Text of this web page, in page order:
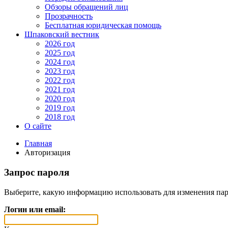
Обзоры обращений лиц
Прозрачность
Бесплатная юридическая помощь
Шпаковский вестник
2026 год
2025 год
2024 год
2023 год
2022 год
2021 год
2020 год
2019 год
2018 год
О сайте
Главная
Авторизация
Запрос пароля
Выберите, какую информацию использовать для изменения
Логин или email: